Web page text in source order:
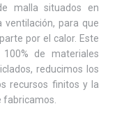
malla situados en
ventilación, para que
por el calor. Este
de materiales
reducimos los
recursos finitos y la
fabricamos.